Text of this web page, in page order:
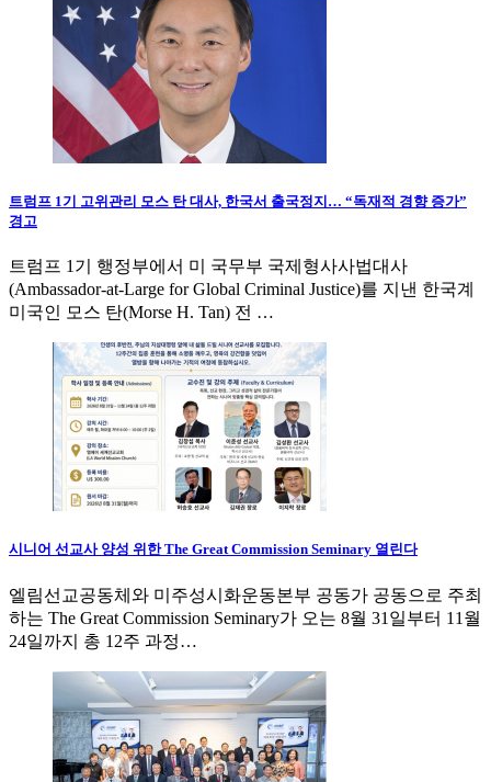
트럼프 1기 고위관리 모스 탄 대사, 한국서 출국정지… “독재적 경향 증가”
경고
트럼프 1기 행정부에서 미 국무부 국제형사사법대사
(Ambassador-at-Large for Global Criminal Justice)를 지낸 한국계
미국인 모스 탄(Morse H. Tan) 전 …
시니어 선교사 양성 위한 The Great Commission Seminary 열린다
엘림선교공동체와 미주성시화운동본부 공동가 공동으로 주최
하는 The Great Commission Seminary가 오는 8월 31일부터 11월
24일까지 총 12주 과정…